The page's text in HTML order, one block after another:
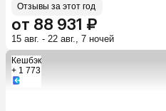
Отзывы за этот год
от 88 931 ₽
15 авг. - 22 авг., 7 ночей
Кешбэк
+ 1 773